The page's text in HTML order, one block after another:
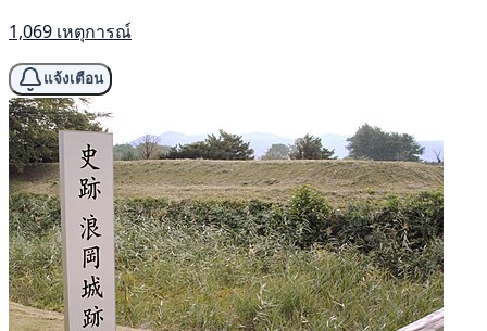
1,069 เหตุการณ์
แจ้งเตือน